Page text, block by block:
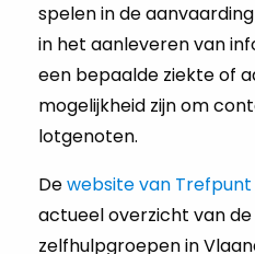
spelen in de
in het aanleveren van
een bepaalde ziekte of
mogelijkheid zijn om
lotgenoten.
Dewebsite van Trefpunt
actueel overzicht van
zelfhulpgroepen in